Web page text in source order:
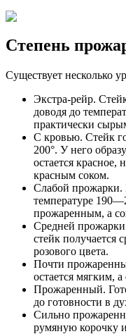
Степень
Существует несколько
Экстра-рейр.
доводя до
практически
С кровью. Стейк
200°. У него
остается
красным соком.
Слабой прожарки.
температуре
прожаренным, а
Средней
стейк получается
розового цвета.
Почти
остается мягким,
Прожаренный.
до готовности в
Сильно
румяную корочку